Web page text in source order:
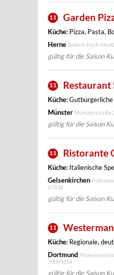
11 Garden
Küche: Pizza, Pasta,
Herne Robert-Koch-
gültig für die Saison
11 Restaurant
Küche:Gutbürgerliche
Münster Münsterstraße
gültig für die Saison
11 Ristorante
Küche: Italienische
Gelsenkirchen
67438
gültig für die Saison
11
Küche: Regionale,
Dortmund
70095654
gültig für die Saison